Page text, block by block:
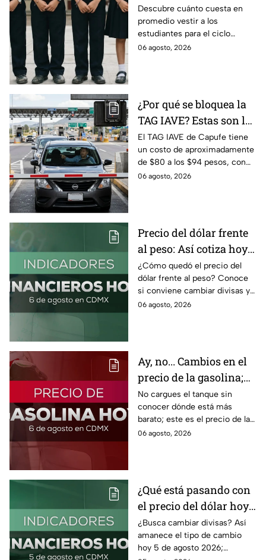
para el regreso a clases
2026, según su grado?
Descubre cuánto cuesta en
promedio vestir a los
estudiantes para el ciclo
escolar 2026-2027 y consejos
06 agosto, 2026
¿Por qué se bloquea la
TAG IAVE? Estas son las
razones por las que no
pasa en la caseta
El TAG IAVE de Capufe tiene
un costo de aproximadamente
de $80 a los $94 pesos, con
IVA incluido; te compartimos
06 agosto, 2026
Precio del dólar frente
al peso: Así cotiza hoy 6
de agosto 2026
¿Cómo quedó el precio del
dólar frente al peso? Conoce
si conviene cambiar divisas y
cómo el flujo en el estrecho de
06 agosto, 2026
Ay, no... Cambios en el
precio de la gasolina;
así quedó HOY
No cargues el tanque sin
conocer dónde está más
barato; este es el precio de la
gasolina para hoy jueves 6 de
06 agosto, 2026
¿Qué está pasando con
el precio del dólar hoy
miércoles 5 de agosto
2026?
¿Busca cambiar divisas? Así
amanece el tipo de cambio
hoy 5 de agosto 2026;